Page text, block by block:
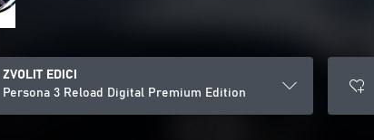
ZVOLIT EDICI
Persona 3 Reload Digital Premium Edition